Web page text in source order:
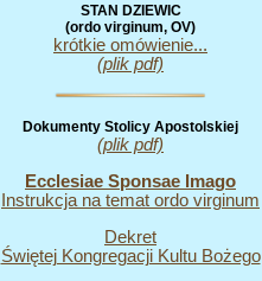
STAN DZIEWIC
(ordo virginum, OV)
krótkie omówienie...
(plik pdf)
Dokumenty Stolicy Apostolskiej
(plik pdf)
Ecclesiae Sponsae Imago
Instrukcja na temat ordo virginum
Dekret
Świętej Kongregacji Kultu Bożego